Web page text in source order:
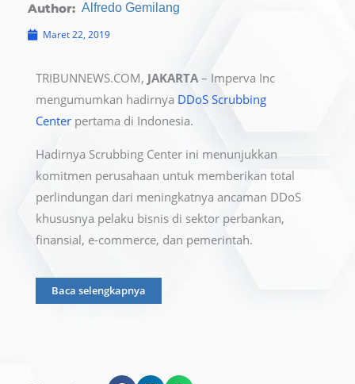
Author: Alfredo Gemilang
Maret 22, 2019
TRIBUNNEWS.COM, JAKARTA – Imperva Inc
mengumumkan hadirnya DDoS Scrubbing
Center pertama di Indonesia.
Hadirnya Scrubbing Center ini menunjukkan
komitmen perusahaan untuk memberikan total
perlindungan dari meningkatnya ancaman DDoS
khususnya pelaku bisnis di sektor perbankan,
finansial, e-commerce, dan pemerintah.
Baca selengkapnya